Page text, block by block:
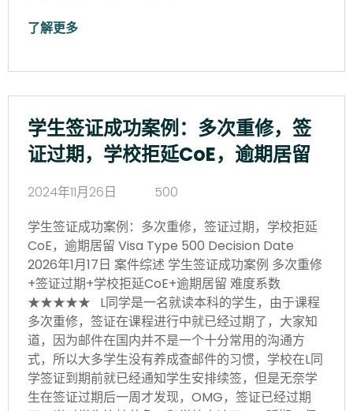
了解更多
学生签证成功案例：多次重修，签
证过期，学校拒延CoE，逾期居留
2024年11月26日
500
学生签证成功案例：多次重修，签证过期，学校拒延
CoE，逾期居留 Visa Type 500 Decision Date
2026年1月17日 案件综述 学生签证成功案例 多次重修
+签证过期+学校拒延CoE+逾期居留 难度系数
★★★★★ L同学是一名就读本科的学生，由于课程
多次重修，签证在课程进行中就已经过期了，大家知
道，因为邮件在国内并不是一个十分常用的沟通方
式，所以大多学生没有养成查邮件的习惯，学校在L同
学签证到期前就已经通知学生安排续签，但是无奈学
生在签证过期后一周才发现，OMG，签证已经过期